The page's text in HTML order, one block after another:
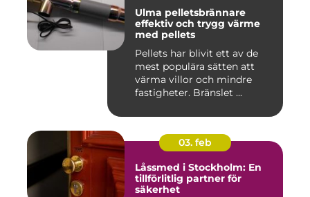
Ulma pelletsbrännare
effektiv och trygg värme
med pellets
Pellets har blivit ett av de
mest populära sätten att
värma villor och mindre
fastigheter. Bränslet ...
03. feb
Låssmed i Stockholm: En
tillförlitlig partner för
säkerhet